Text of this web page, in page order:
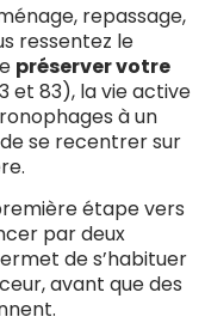
repassage,
ressentez le
préserver votre
et 83), la vie active
à un
se recentrer sur
étape vers
par deux
de s’habituer
avant que des